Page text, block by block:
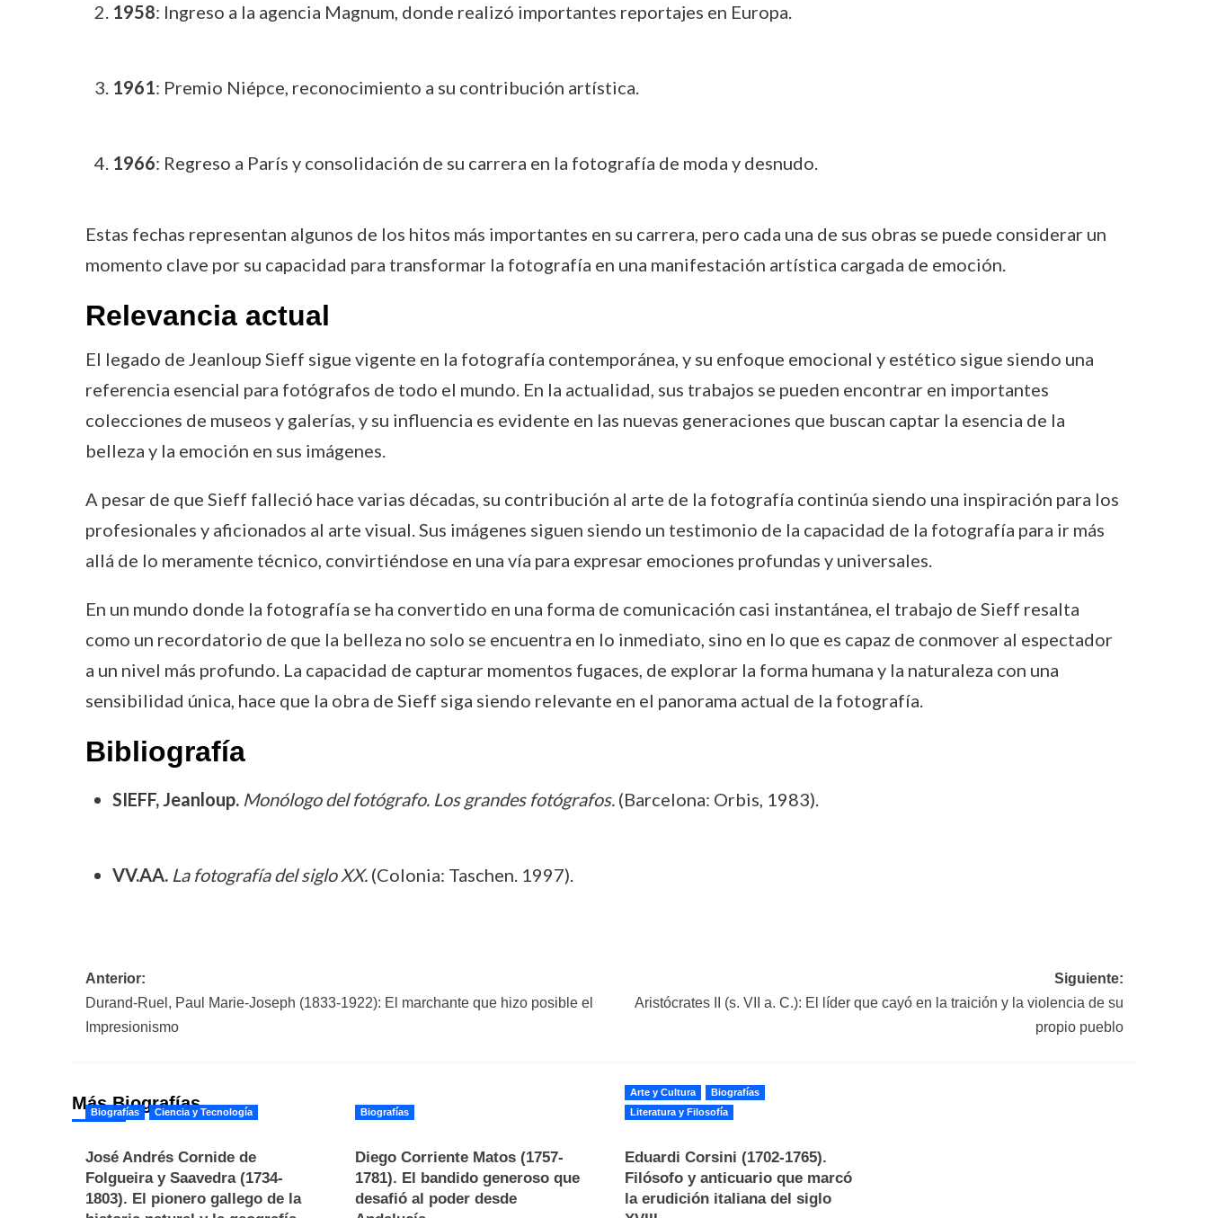
1958: Ingreso a la agencia Magnum, donde realizó importantes reportajes en Europa.
1961: Premio Niépce, reconocimiento a su contribución artística.
1966: Regreso a París y consolidación de su carrera en la fotografía de moda y desnudo.
Estas fechas representan algunos de los hitos más importantes en su carrera, pero cada una de sus obras se puede considerar un
momento clave por su capacidad para transformar la fotografía en una manifestación artística cargada de emoción.
Relevancia actual
El legado de Jeanloup Sieff sigue vigente en la fotografía contemporánea, y su enfoque emocional y estético sigue siendo una
referencia esencial para fotógrafos de todo el mundo. En la actualidad, sus trabajos se pueden encontrar en importantes
colecciones de museos y galerías, y su influencia es evidente en las nuevas generaciones que buscan captar la esencia de la
belleza y la emoción en sus imágenes.
A pesar de que Sieff falleció hace varias décadas, su contribución al arte de la fotografía continúa siendo una inspiración para los
profesionales y aficionados al arte visual. Sus imágenes siguen siendo un testimonio de la capacidad de la fotografía para ir más
allá de lo meramente técnico, convirtiéndose en una vía para expresar emociones profundas y universales.
En un mundo donde la fotografía se ha convertido en una forma de comunicación casi instantánea, el trabajo de Sieff resalta
como un recordatorio de que la belleza no solo se encuentra en lo inmediato, sino en lo que es capaz de conmover al espectador
a un nivel más profundo. La capacidad de capturar momentos fugaces, de explorar la forma humana y la naturaleza con una
sensibilidad única, hace que la obra de Sieff siga siendo relevante en el panorama actual de la fotografía.
Bibliografía
SIEFF, Jeanloup. Monólogo del fotógrafo. Los grandes fotógrafos.(Barcelona: Orbis, 1983).
VV.AA. La fotografía del siglo XX.(Colonia: Taschen. 1997).
Navegación
de
Anterior:
Durand-Ruel, Paul Marie-Joseph (1833-1922): El marchante que hizo posible el
Impresionismo
Siguiente:
Aristócrates II (s. VII a. C.): El líder que cayó en la traición y la violencia de su
propio pueblo
Más Biografías
Biografías Ciencia y Tecnología
José Andrés Cornide de
Folgueira y Saavedra (1734-
1803). El pionero gallego de la
Biografías
Diego Corriente Matos (1757-
1781). El bandido generoso que
desafió al poder desde
Arte y Cultura
Biografías
Literatura y Filosofía
Eduardi Corsini (1702-1765).
Filósofo y anticuario que marcó
la erudición italiana del siglo